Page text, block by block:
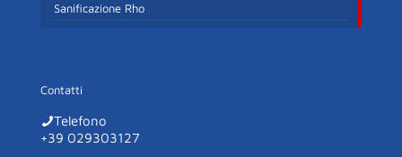
Sanificazione Rho
Contatti
Telefono
+39 029303127